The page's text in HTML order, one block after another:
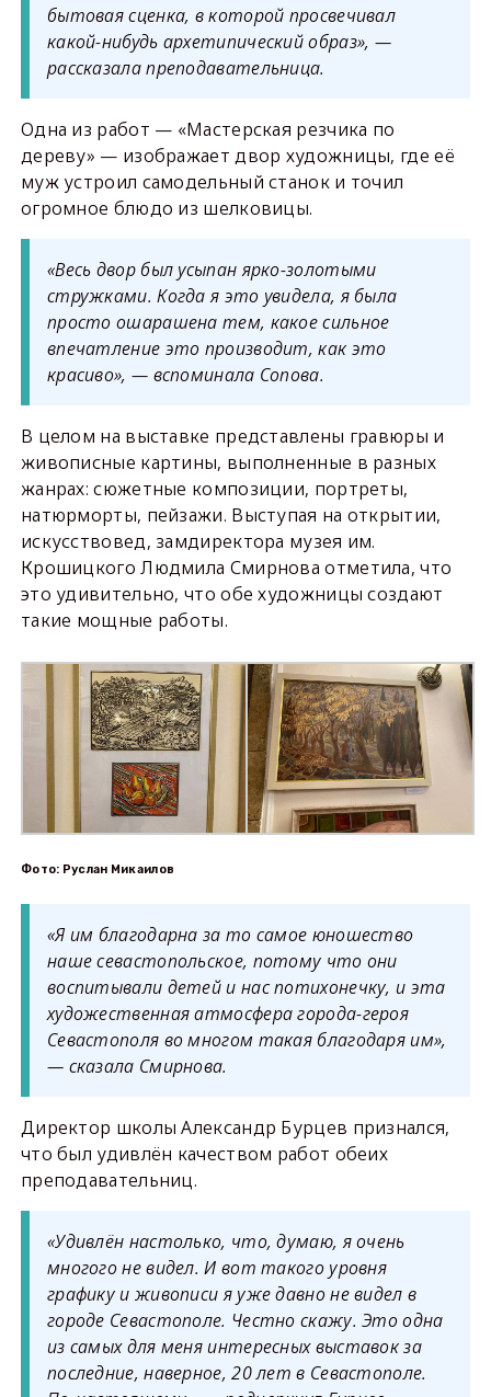
бытовая сценка, в которой просвечивал
какой-нибудь архетипический образ», —
рассказала преподавательница.
Одна из работ — «Мастерская резчика по
дереву» — изображает двор художницы, где её
муж устроил самодельный станок и точил
огромное блюдо из шелковицы.
«Весь двор был усыпан ярко-золотыми
стружками. Когда я это увидела, я была
просто ошарашена тем, какое сильное
впечатление это производит, как это
красиво», — вспоминала Сопова.
В целом на выставке представлены гравюры и
живописные картины, выполненные в разных
жанрах: сюжетные композиции, портреты,
натюрморты, пейзажи. Выступая на открытии,
искусствовед, замдиректора музея им.
Крошицкого Людмила Смирнова отметила, что
это удивительно, что обе художницы создают
такие мощные работы.
Фото: Руслан Микаилов
«Я им благодарна за то самое юношество
наше севастопольское, потому что они
воспитывали детей и нас потихонечку, и эта
художественная атмосфера города-героя
Севастополя во многом такая благодаря им»,
— сказала Смирнова.
Директор школы Александр Бурцев признался,
что был удивлён качеством работ обеих
преподавательниц.
«Удивлён настолько, что, думаю, я очень
многого не видел. И вот такого уровня
графику и живописи я уже давно не видел в
городе Севастополе. Честно скажу. Это одна
из самых для меня интересных выставок за
последние, наверное, 20 лет в Севастополе.